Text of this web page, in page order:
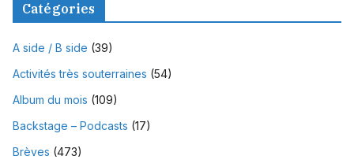
Catégories
A side / B side (39)
Activités très souterraines (54)
Album du mois (109)
Backstage – Podcasts (17)
Brèves (473)